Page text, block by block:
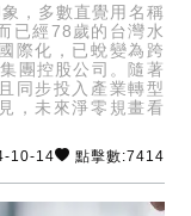
，多數直覺用名稱
已經78歲的台灣水
際化，已蛻變為跨
團控股公司。隨著
同步投入產業轉型
，未來淨零規畫看
10-14 點擊數:7414